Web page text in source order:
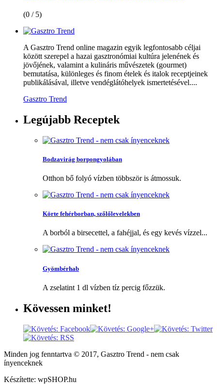
(0 / 5)
A Gasztro Trend online magazin egyik legfontosabb céljai
között szerepel a hazai gasztronómiai kultúra jelenének és
jövőjének, valamint a kulináris művészetek (gourmet)
bemutatása, különleges és finom ételek és italok receptjeinek
publikálásával, illetve vendéglátóhelyek ismertetésével....
Gasztro Trend
Legújabb Receptek
Bodzavirág borpongyolában
Otthon bő folyó vízben többször is átmossuk.
Körte fehérborban, szőlőlevelekben
A borból a birsecettel, a fahéjjal, és egy kevés vízzel...
Gyömbérhab
A zselatint 1 dl vízben tíz percig főzzük.
Kövessen minket!
Minden jog fenntartva © 2017, Gasztro Trend - nem csak
ínyenceknek
Készítette: wpSHOP.hu